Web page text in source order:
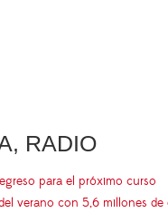
RADIO
para el próximo curso
verano con 5,6 millones de